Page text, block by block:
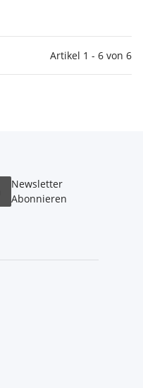
Artikel 1 - 6 von 6
Newsletter
Abonnieren